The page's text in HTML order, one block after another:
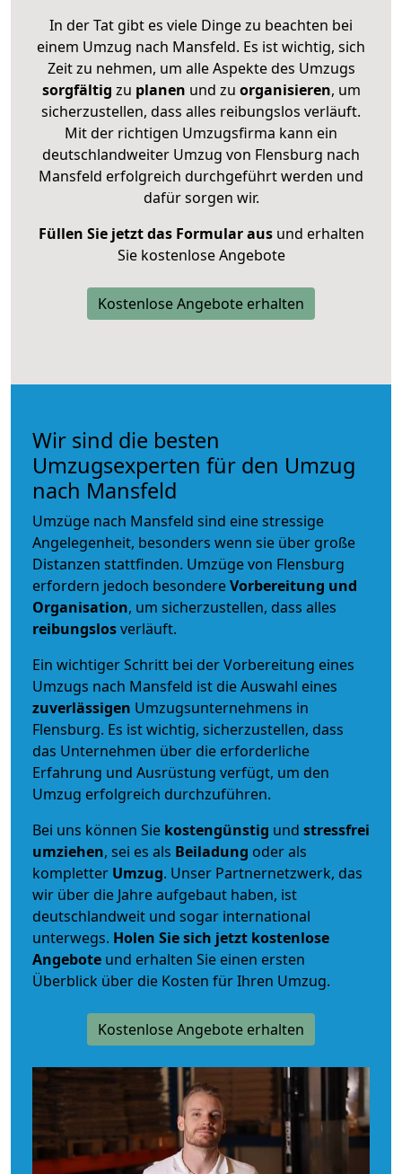
In der Tat gibt es viele Dinge zu beachten bei
einem Umzug nach Mansfeld. Es ist wichtig, sich
Zeit zu nehmen, um alle Aspekte des Umzugs
sorgfältig zu planen und zu organisieren, um
sicherzustellen, dass alles reibungslos verläuft.
Mit der richtigen Umzugsfirma kann ein
deutschlandweiter Umzug von Flensburg nach
Mansfeld erfolgreich durchgeführt werden und
dafür sorgen wir.
Füllen Sie jetzt das Formular ausund erhalten
Sie kostenlose Angebote
Kostenlose Angebote erhalten
Wir sind die besten
Umzugsexperten für den Umzug
nach Mansfeld
Umzüge nach Mansfeld sind eine stressige
Angelegenheit, besonders wenn sie über große
Distanzen stattfinden. Umzüge von Flensburg
erfordern jedoch besondereVorbereitung und
Organisation, um sicherzustellen, dass alles
reibungslosverläuft.
Ein wichtiger Schritt bei der Vorbereitung eines
Umzugs nach Mansfeld ist die Auswahl eines
zuverlässigen Umzugsunternehmens in
Flensburg. Es ist wichtig, sicherzustellen, dass
das Unternehmen über die erforderliche
Erfahrung und Ausrüstung verfügt, um den
Umzug erfolgreich durchzuführen.
Bei uns können Sie kostengünstig und stressfrei
umziehen, sei es als Beiladung oder als
kompletter Umzug. Unser Partnernetzwerk, das
wir über die Jahre aufgebaut haben, ist
deutschlandweit und sogar international
unterwegs. Holen Sie sich jetzt kostenlose
Angebote und erhalten Sie einen ersten
Überblick über die Kosten für Ihren Umzug.
Kostenlose Angebote erhalten